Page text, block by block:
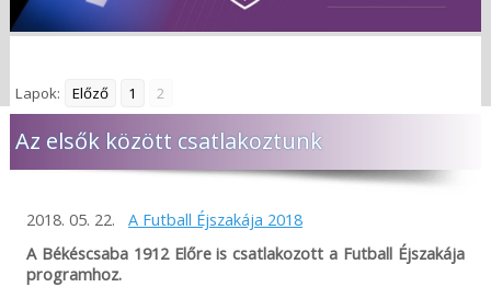
Lapok: Előző 1 2
Az elsők között csatlakoztunk
2018. 05. 22.
A Futball Éjszakája 2018
A Békéscsaba 1912 Előre is csatlakozott a Futball Éjszakája
programhoz.